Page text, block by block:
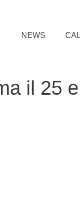
NEWS
il 25